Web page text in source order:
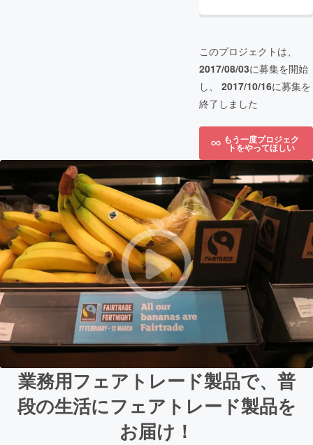
このプロジェクトは、
2017/08/03に募集を開始
し、 2017/10/16に募集を
終了しました
もう一度プロジェク
トをやってほしい
業務用フェアトレード製品で、普
段の生活にフェアトレード製品を
お届け！